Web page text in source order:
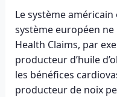
Le système
système européen
Health Claims, par
producteur d’huile
les bénéfices
producteur de noix